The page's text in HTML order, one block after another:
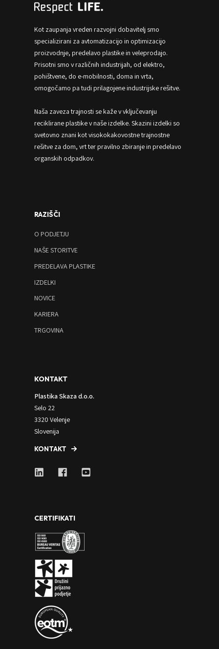
Kot zaupanja vreden razvojni dobavitelj smo
specializirani za avtomatizacijo in optimizacijo
proizvodnje, predelavo plastike in veleprodajo.
Prisotni smo v različnih industrijah, od elektro,
pohištvene, do e-mobilnosti, doma in vrta,
omogočamo pa tudi prilagojene industrijske rešitve.
Naša zaveza trajnosti se kaže v vključevanju
reciklirane plastike v naše izdelke. Skazini izdelki so
svetovno znani kot visokokakovostne trajnostne
rešitve za dom, vrt ter pravilno zbiranje in predelavo
organskih odpadkov.
RAZIŠČI
O PODJETJU
NAŠE STORITVE
PREDELAVA PLASTIKE
IZDELKI
NOVICE
KARIERA
TRGOVINA
KONTAKT
Plastika Skaza d.o.o.
Selo 22
3320 Velenje
Slovenija
KONTAKT
CERTIFIKATI